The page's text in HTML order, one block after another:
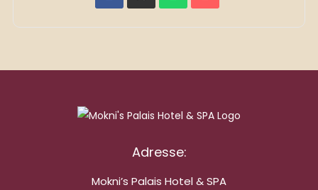
Adresse:
Mokni’s Palais Hotel & SPA